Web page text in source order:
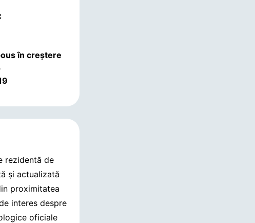
în creștere
rezidentă de
și actualizată
proximitatea
interes despre
oficiale